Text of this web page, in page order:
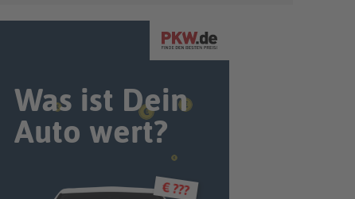
Was ist Dein
Auto wert?
€ ???